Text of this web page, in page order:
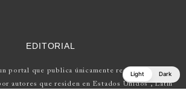
EDITORIAL
portal que publica únicamente reseñas de obras
autores que residen en Estados Unidos , Latin
Light Dark